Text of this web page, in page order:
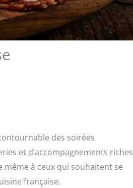
des soirées
et d’accompagnements riches
à ceux qui souhaitent se
française.